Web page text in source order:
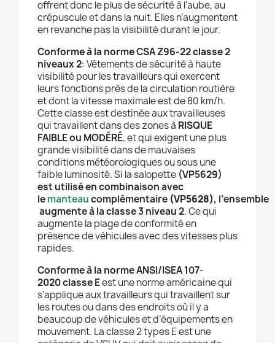
offrent donc le plus de sécurité à l’aube, au
crépuscule et dans la nuit. Elles n’augmentent
en revanche pas la visibilité durant le jour.
Conforme à la norme CSA Z96-22 classe 2
niveaux 2: Vêtements de sécurité à haute
visibilité pour les travailleurs qui exercent
leurs fonctions près de la circulation routière
et dont la vitesse maximale est de 80 km/h.
Cette classe est destinée aux travailleuses
qui travaillent dans des zones à RISQUE
FAIBLE ou MODÉRÉ, et qui exigent une plus
grande visibilité dans de mauvaises
conditions météorologiques ou sous une
faible luminosité. Si la salopette (VP5629)
est utilisé en combinaison avec
lemanteaucomplémentaire (VP5628), l’ensemble
augmente à la classe 3 niveau 2. Ce qui
augmente la plage de conformité en
présence de véhicules avec des vitesses plus
rapides.
Conforme à la norme ANSI/ISEA 107-
2020 classe Eest une norme américaine qui
s’applique aux travailleurs qui travaillent sur
les routes ou dans des endroits où il y a
beaucoup de véhicules et d’équipements en
mouvement. La classe 2 types E est une